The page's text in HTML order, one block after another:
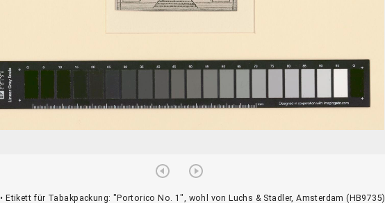
• Etikett für Tabakpackung: "Portorico No. 1", wohl von Luchs & Stadler, Amsterdam (HB9735)